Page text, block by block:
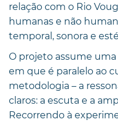
relação com o Rio
humanas e não
temporal, sonora e
O projeto assume
em que é paralelo ao
metodologia – a
claros: a escuta e a
Recorrendo à